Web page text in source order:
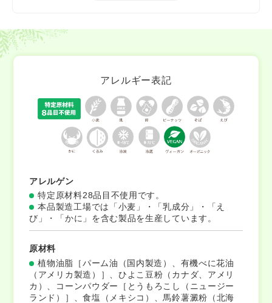
アレルギー表記
アレルゲン
特定原材料28品目不使用です。
本品製造工場では「小麦」・「乳成分」・「え
び」・「かに」を含む製品を生産しています。
原材料
植物油脂［パーム油（国内製造）、有機べに花油
（アメリカ製造）］、ひよこ豆粉（カナダ、アメリ
カ）、コーンパウダー［とうもろこし（ニュージー
ランド）］、食塩（メキシコ）、馬鈴薯澱粉（北海